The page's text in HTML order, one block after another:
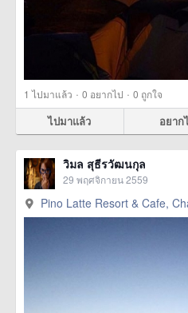
1 ไปมาแล้ว · 0 อยากไป · 0 ถูกใจ
ไปมาแล้ว อยาก
วิมล สุธีรวัฒนกุล
29 พฤศจิกายน 2559
Pino Latte Resort & Cafe,